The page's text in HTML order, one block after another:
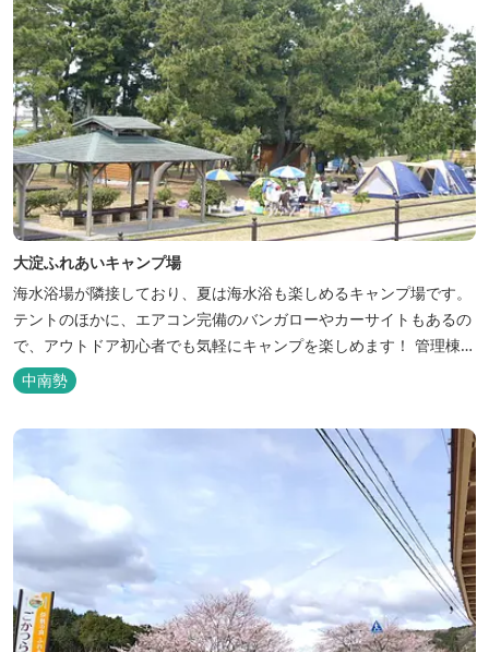
大淀ふれあいキャンプ場
海水浴場が隣接しており、夏は海水浴も楽しめるキャンプ場です。
テントのほかに、エアコン完備のバンガローやカーサイトもあるの
で、アウトドア初心者でも気軽にキャンプを楽しめます！ 管理棟、
水道、冷水シャワー、温水シャワー（有料）、共同休憩所、炊事
場、水洗トイレ、毛布（有料）、駐車場（宿泊の場合は無料、デイ
中南勢